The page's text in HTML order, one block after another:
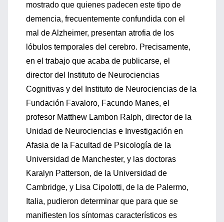
mostrado que quienes padecen este tipo de
demencia, frecuentemente confundida con el
mal de Alzheimer, presentan atrofia de los
lóbulos temporales del cerebro. Precisamente,
en el trabajo que acaba de publicarse, el
director del Instituto de Neurociencias
Cognitivas y del Instituto de Neurociencias de la
Fundación Favaloro, Facundo Manes, el
profesor Matthew Lambon Ralph, director de la
Unidad de Neurociencias e Investigación en
Afasia de la Facultad de Psicología de la
Universidad de Manchester, y las doctoras
Karalyn Patterson, de la Universidad de
Cambridge, y Lisa Cipolotti, de la de Palermo,
Italia, pudieron determinar que para que se
manifiesten los síntomas característicos es